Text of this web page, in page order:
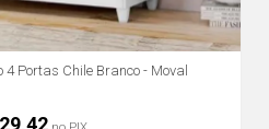
Portas Chile Branco - Moval